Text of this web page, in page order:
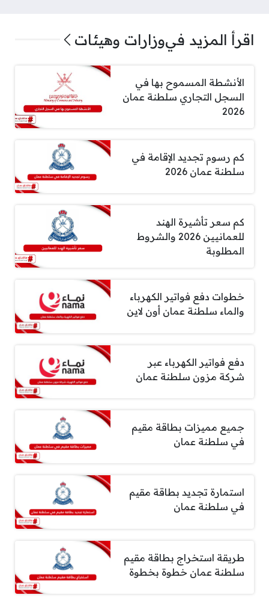
اقرأ المزيد فيوزارات وهيئات
الأنشطة المسموح بها في
السجل التجاري سلطنة عمان
2026
كم رسوم تجديد الإقامة في
سلطنة عمان 2026
كم سعر تأشيرة الهند
للعمانيين 2026 والشروط
المطلوبة
خطوات دفع فواتير الكهرباء
والماء سلطنة عمان أون لاين
دفع فواتير الكهرباء عبر
شركة مزون سلطنة عمان
جميع مميزات بطاقة مقيم
في سلطنة عمان
استمارة تجديد بطاقة مقيم
في سلطنة عمان
طريقة استخراج بطاقة مقيم
سلطنة عمان خطوة بخطوة